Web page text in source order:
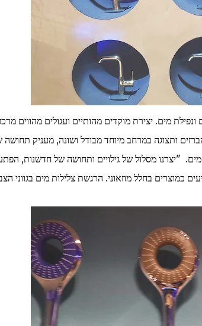
מים. יצירת מוקדים מהותיים ועגולים מהווים
ותצוגה במרחב מיוחד מבודל ושונה, מעניק תחושה
"יצרנו מסלול של גילויים ותחושה של חדשנות,
כמוצרים בחלל מוזאוני. הרגשת צלילות מים בגווני